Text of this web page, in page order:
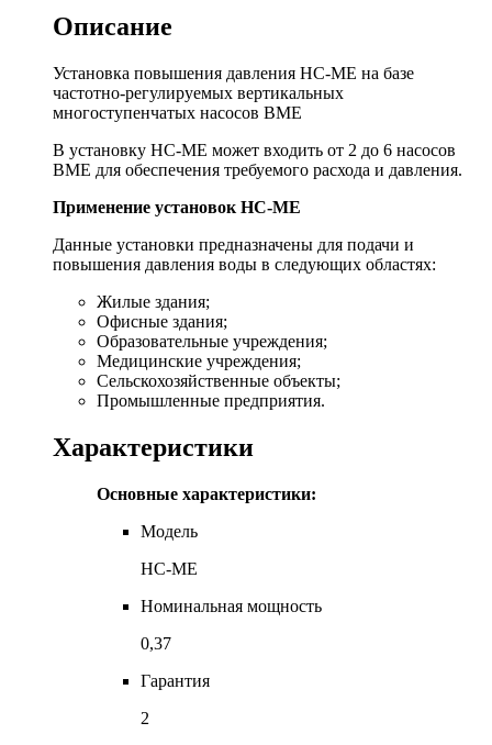
Описание
Установка повышения давления HC-ME на базе
частотно-регулируемых вертикальных
многоступенчатых насосов BME
В установку HC-ME может входить от 2 до 6 насосов
BME для обеспечения требуемого расхода и давления.
Применение установок HC-ME
Данные установки предназначены для подачи и
повышения давления воды в следующих областях:
Жилые здания;
Офисные здания;
Образовательные учреждения;
Медицинские учреждения;
Сельскохозяйственные объекты;
Промышленные предприятия.
Характеристики
Основные характеристики:
Модель
HC-ME
Номинальная мощность
0,37
Гарантия
2